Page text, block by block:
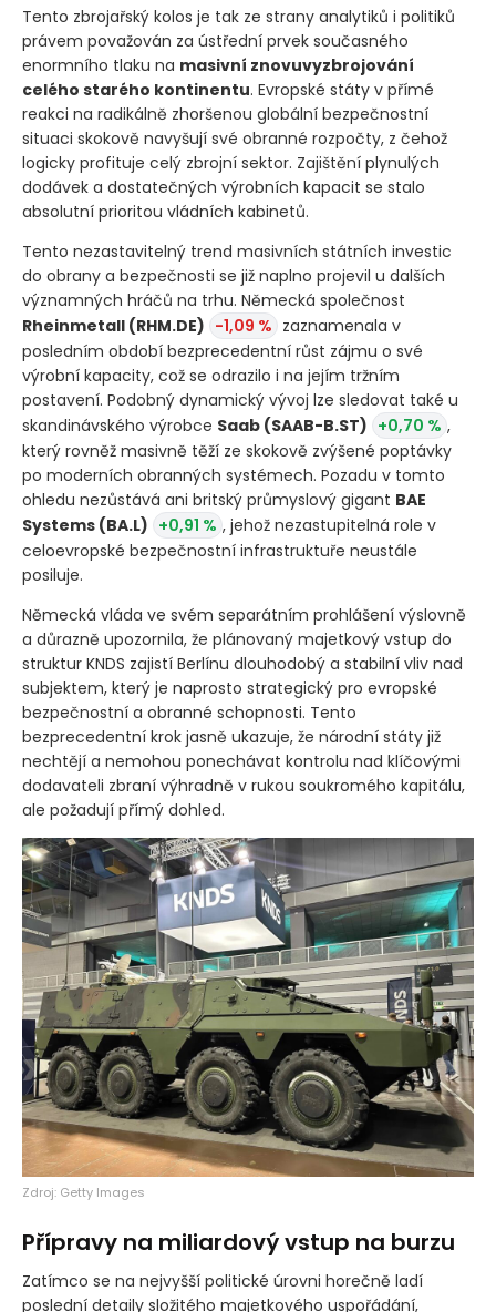
Tento zbrojařský kolos je tak ze strany analytiků i politiků
právem považován za ústřední prvek současného
enormního tlaku na masivní znovuvyzbrojování
celého starého kontinentu. Evropské státy v přímé
reakci na radikálně zhoršenou globální bezpečnostní
situaci skokově navyšují své obranné rozpočty, z čehož
logicky profituje celý zbrojní sektor. Zajištění plynulých
dodávek a dostatečných výrobních kapacit se stalo
absolutní prioritou vládních kabinetů.
Tento nezastavitelný trend masivních státních investic
do obrany a bezpečnosti se již naplno projevil u dalších
významných hráčů na trhu. Německá společnost
Rheinmetall (RHM.DE) -1,09 % zaznamenala v
posledním období bezprecedentní růst zájmu o své
výrobní kapacity, což se odrazilo i na jejím tržním
postavení. Podobný dynamický vývoj lze sledovat také u
skandinávského výrobce Saab (SAAB-B.ST) +0,70 % ,
který rovněž masivně těží ze skokově zvýšené poptávky
po moderních obranných systémech. Pozadu v tomto
ohledu nezůstává ani britský průmyslový gigant BAE
Systems (BA.L) +0,91 % , jehož nezastupitelná role v
celoevropské bezpečnostní infrastruktuře neustále
posiluje.
Německá vláda ve svém separátním prohlášení výslovně
a důrazně upozornila, že plánovaný majetkový vstup do
struktur KNDS zajistí Berlínu dlouhodobý a stabilní vliv nad
subjektem, který je naprosto strategický pro evropské
bezpečnostní a obranné schopnosti. Tento
bezprecedentní krok jasně ukazuje, že národní státy již
nechtějí a nemohou ponechávat kontrolu nad klíčovými
dodavateli zbraní výhradně v rukou soukromého kapitálu,
ale požadují přímý dohled.
Zdroj: Getty Images
Přípravy na miliardový vstup na burzu
Zatímco se na nejvyšší politické úrovni horečně ladí
poslední detaily složitého majetkového uspořádání,